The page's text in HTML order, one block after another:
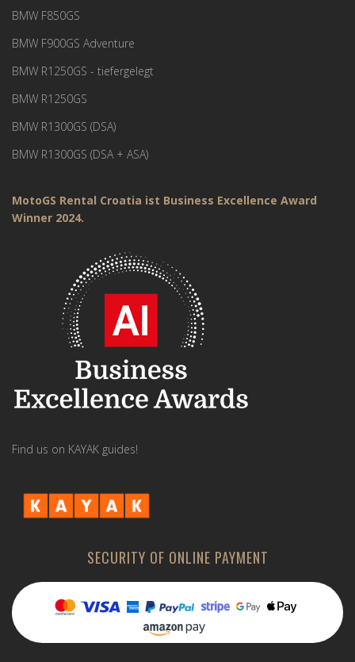
BMW F850GS
BMW F900GS Adventure
BMW R1250GS - tiefergelegt
BMW R1250GS
BMW R1300GS (DSA)
BMW R1300GS (DSA + ASA)
MotoGS Rental Croatia ist Business Excellence Award
Winner 2024.
Find us on KAYAK guides!
SECURITY OF ONLINE PAYMENT